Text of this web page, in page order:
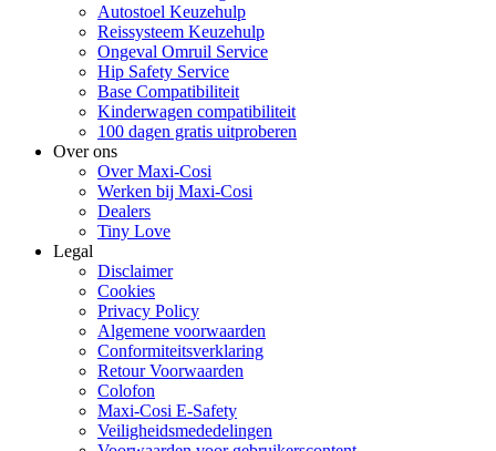
Autostoel Keuzehulp
Reissysteem Keuzehulp
Ongeval Omruil Service
Hip Safety Service
Base Compatibiliteit
Kinderwagen compatibiliteit
100 dagen gratis uitproberen
Over ons
Over Maxi-Cosi
Werken bij Maxi-Cosi
Dealers
Tiny Love
Legal
Disclaimer
Cookies
Privacy Policy
Algemene voorwaarden
Conformiteitsverklaring
Retour Voorwaarden
Colofon
Maxi-Cosi E-Safety
Veiligheidsmededelingen